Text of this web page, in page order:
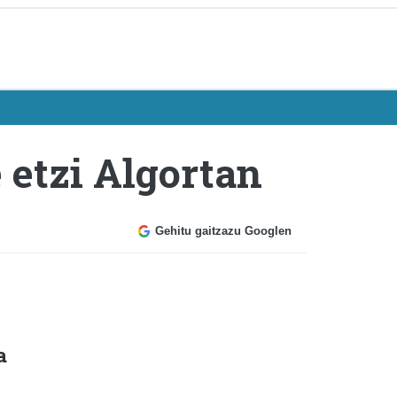
etzi Algortan
Gehitu gaitzazu Googlen